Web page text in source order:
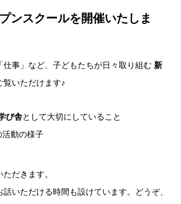
ンスクールを開催いたしま
仕事」など、子どもたちが日々取り組む 新
覧いただけます♪
び舎として大切にしていること
活動の様子
だきます。
いただける時間も設けています。
どうぞ、